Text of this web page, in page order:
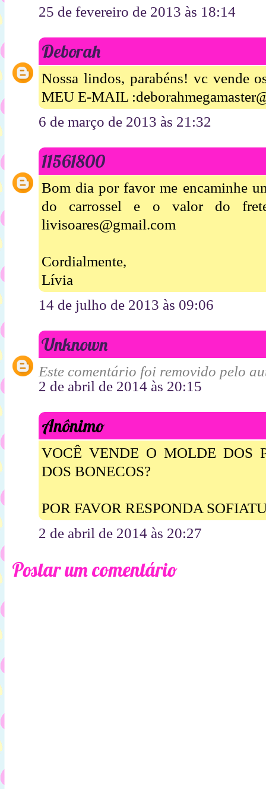
25 de fevereiro de 2013 às 18:14
Deborah
Nossa lindos, parabéns! vc vende
MEU E-MAIL
6 de março de 2013 às 21:32
11561800
Bom dia por favor me encaminhe
do carrossel e o valor do
livisoares@gmail.com
Cordialmente,
Lívia
14 de julho de 2013 às 09:06
Unknown
Este comentário foi removido pelo
2 de abril de 2014 às 20:15
Anônimo
VOCÊ VENDE O MOLDE DOS
DOS BONECOS?
POR FAVOR RESPONDA
2 de abril de 2014 às 20:27
Postar um comentário